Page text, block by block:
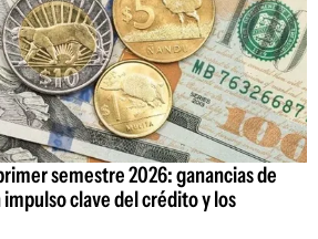
semestre 2026: ganancias de
impulso clave del crédito y los